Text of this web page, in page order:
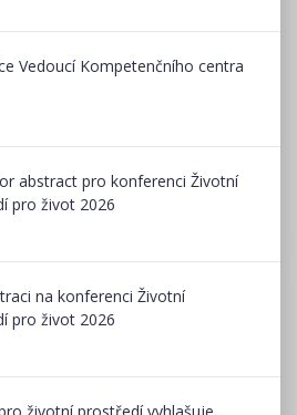
Vedoucí Kompetenčního centra
abstract pro konferenci Životní
pro život 2026
na konferenci Životní
pro život 2026